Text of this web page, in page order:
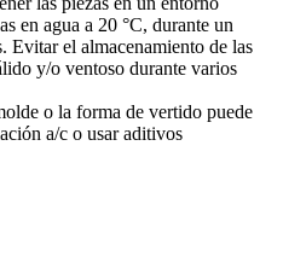
en agua a 20 °C, durante un
Evitar el almacenamiento de las
y/o ventoso durante varios
o la forma de vertido puede
a/c o usar aditivos